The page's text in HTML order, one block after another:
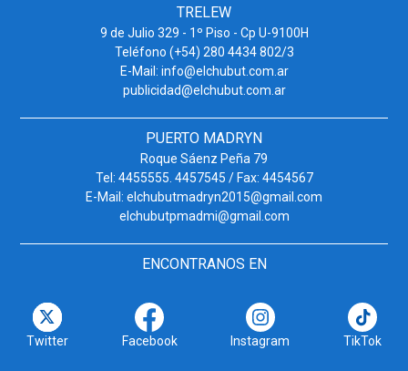
TRELEW
9 de Julio 329 - 1º Piso - Cp U-9100H
Teléfono (+54) 280 4434 802/3
E-Mail: info@elchubut.com.ar
publicidad@elchubut.com.ar
PUERTO MADRYN
Roque Sáenz Peña 79
Tel: 4455555. 4457545 / Fax: 4454567
E-Mail: elchubutmadryn2015@gmail.com
elchubutpmadmi@gmail.com
ENCONTRANOS EN
Twitter Facebook Instagram TikTok